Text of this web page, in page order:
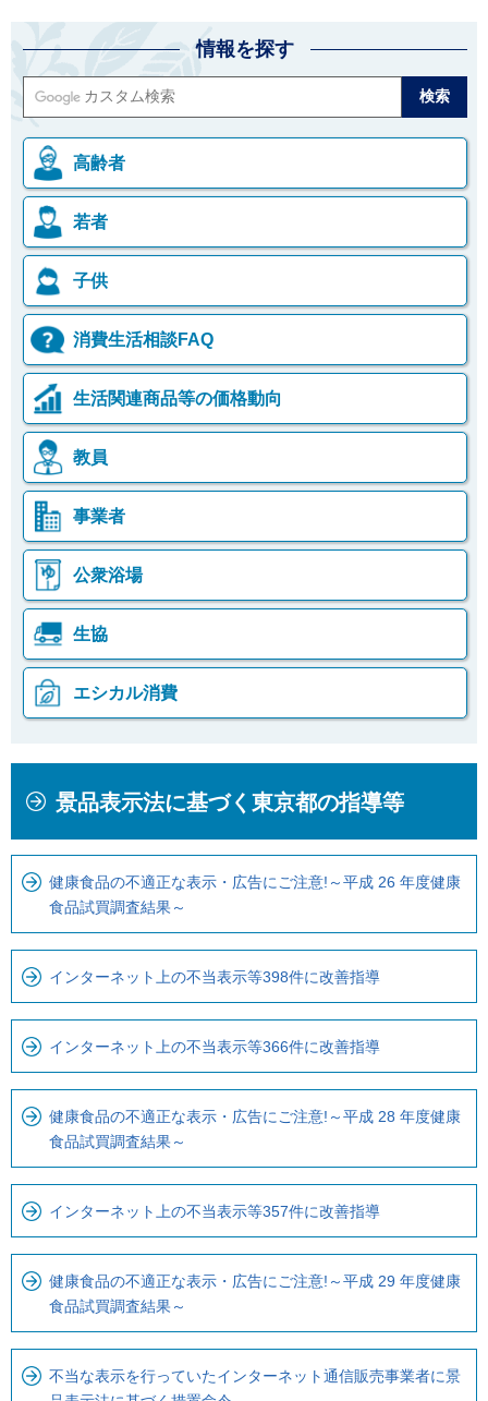
情報を探す
高齢者
若者
子供
消費生活相談FAQ
生活関連商品等の価格動向
教員
事業者
公衆浴場
生協
エシカル消費
ま
で
す
。
ロ
カ
ル
ナ
で
す
景品表示法に基づく東京都の指導等
健康食品の不適正な表示・広告にご注意!～平成 26 年度健康
食品試買調査結果～
インターネット上の不当表示等398件に改善指導
インターネット上の不当表示等366件に改善指導
健康食品の不適正な表示・広告にご注意!～平成 28 年度健康
食品試買調査結果～
インターネット上の不当表示等357件に改善指導
健康食品の不適正な表示・広告にご注意!～平成 29 年度健康
食品試買調査結果～
不当な表示を行っていたインターネット通信販売事業者に景